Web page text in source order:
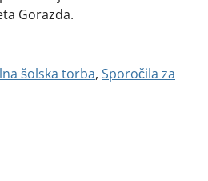
Gorazda.
šolska torba, Sporočila za